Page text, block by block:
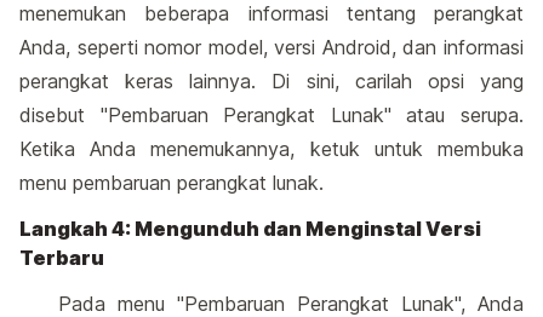
menemukan beberapa informasi tentang perangkat
Anda, seperti nomor model, versi Android, dan informasi
perangkat keras lainnya. Di sini, carilah opsi yang
disebut "Pembaruan Perangkat Lunak" atau serupa.
Ketika Anda menemukannya, ketuk untuk membuka
menu pembaruan perangkat lunak.
Langkah 4: Mengunduh dan Menginstal Versi
Terbaru
Pada menu "Pembaruan Perangkat Lunak", Anda